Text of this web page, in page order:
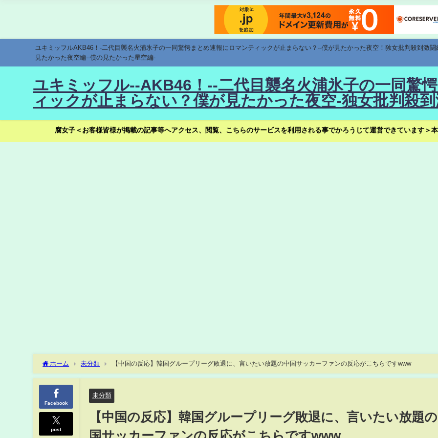
ユキミッフルAKB46！-二代目襲名火浦氷子の一同驚愕まとめ速報にロマンティックが止まらない？--僕が見たかった夜空！独女批判殺到激
見たかった夜空編--僕の見たかった星空編-
ユキミッフル--AKB46！--二代目襲名火浦氷子の一同驚
ィックが止まらない？僕が見たかった夜空-独女批判殺
腐女子＜お客様皆様が掲載の記事等へアクセス、閲覧、こちらのサービスを利用される事でかろうじて運営できています＞
ホーム 未分類 【中国の反応】韓国グループリーグ敗退に、言いたい放題の中国サッカーファンの反応がこちらですwww
Facebook
post
未分類
【中国の反応】韓国グループリーグ敗退に、言いたい放題